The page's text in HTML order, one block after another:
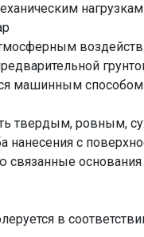
нагрузкам
машинным способом
твердым, ровным,
нанесения с
связанные
в